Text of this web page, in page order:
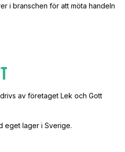
i branschen för att möta handeln
av företaget Lek och Gott
eget lager i Sverige.